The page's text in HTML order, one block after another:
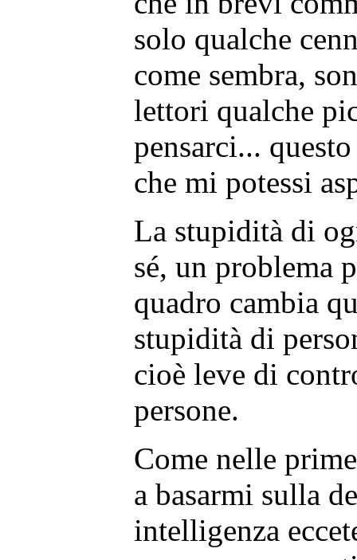
solo qualche
come sembra,
lettori qualche
pensarci...
che mi potessi
La stupidità di
sé, un problema
quadro cambia
stupidità di
cioè leve di
persone.
Come nelle
a basarmi sulla
intelligenza